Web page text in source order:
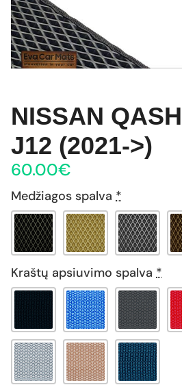
NISSAN
J12 (2021->)
60.00€
Medžiagos spalva *
Kraštų apsiuvimo spalva *